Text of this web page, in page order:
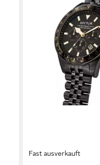
Fast ausverkauft